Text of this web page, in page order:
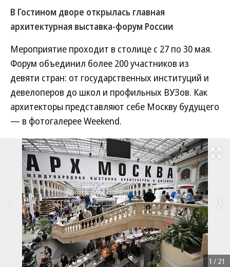
В Гостином дворе открылась главная
архитектурная выставка-форум России
Мероприятие проходит в столице с 27 по 30 мая.
Форум объединил более 200 участников из
девяти стран: от государственных институций и
девелоперов до школ и профильных ВУЗов. Как
архитекторы представляют себе Москву будущего
— в фотогалерее Weekend.
Развернуть
1 / 21